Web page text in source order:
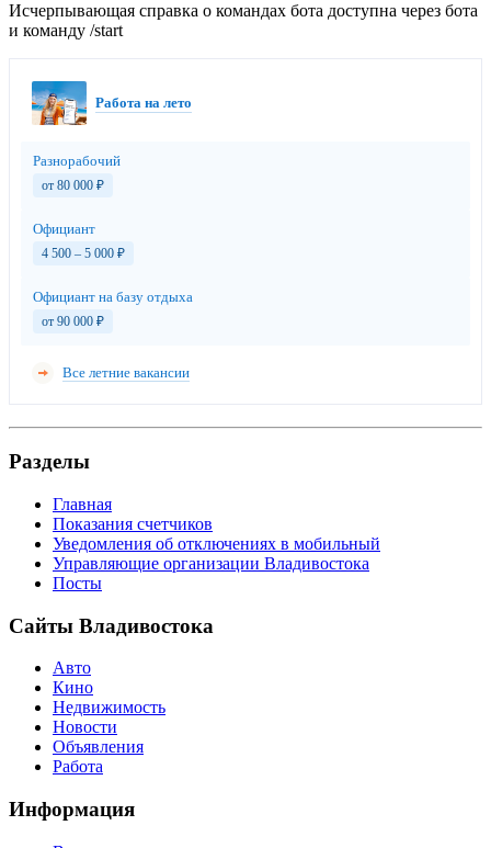
Исчерпывающая справка о командах бота доступна через бота
и команду /start
Работа на лето
Разнорабочий
от 80 000 ₽
Официант
4 500 – 5 000 ₽
Официант на базу отдыха
от 90 000 ₽
Все летние вакансии
Разделы
Главная
Показания счетчиков
Уведомления об отключениях в мобильный
Управляющие организации Владивостока
Посты
Сайты Владивостока
Авто
Кино
Недвижимость
Новости
Объявления
Работа
Информация